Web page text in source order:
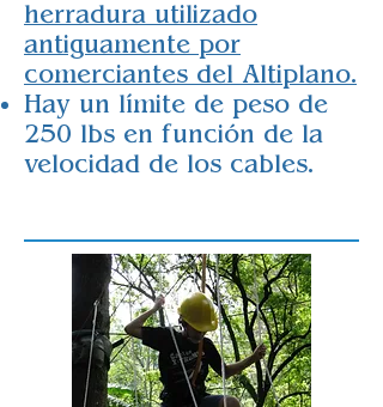
herradura utilizado
antiguamente por
comerciantes del Altiplano.
Hay un límite de peso de
250 lbs en función de la
velocidad de los cables.